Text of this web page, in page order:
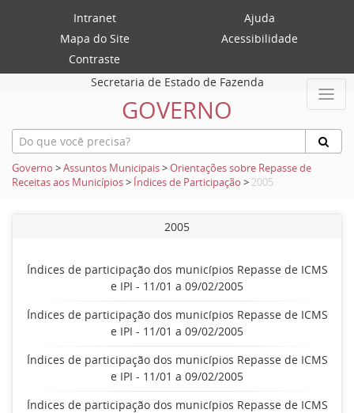
Intranet
Ajuda
Mapa do Site
Acessibilidade
Contraste
Secretaria de Estado de Fazenda
GOVERNO
Governo >Assuntos Municipais>Orientações sobre Repasse de
Receitas aos Municípios> Índices de Participação > 2005
2005
Índices de participação dos municípios Repasse de ICMS
e IPI - 11/01 a 09/02/2005
Índices de participação dos municípios Repasse de ICMS
e IPI - 11/01 a 09/02/2005
Índices de participação dos municípios Repasse de ICMS
e IPI - 11/01 a 09/02/2005
Índices de participação dos municípios Repasse de ICMS